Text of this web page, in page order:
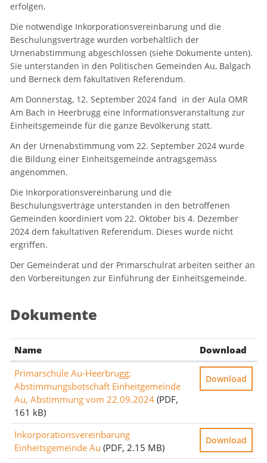
erfolgen.
Die notwendige Inkorporationsvereinbarung und die
Beschulungsverträge wurden vorbehältlich der
Urnenabstimmung abgeschlossen (siehe Dokumente unten).
Sie unterstanden in den Politischen Gemeinden Au, Balgach
und Berneck dem fakultativen Referendum.
Am Donnerstag, 12. September 2024 fand in der Aula OMR
Am Bach in Heerbrugg eine Informationsveranstaltung zur
Einheitsgemeinde für die ganze Bevölkerung statt.
An der Urnenabstimmung vom 22. September 2024 wurde
die Bildung einer Einheitsgemeinde antragsgemäss
angenommen.
Die Inkorporationsvereinbarung und die
Beschulungsverträge unterstanden in den betroffenen
Gemeinden koordiniert vom 22. Oktober bis 4. Dezember
2024 dem fakultativen Referendum. Dieses wurde nicht
ergriffen.
Der Gemeinderat und der Primarschulrat arbeiten seither an
den Vorbereitungen zur Einführung der Einheitsgemeinde.
Dokumente
Name
Download
Primarschule Au-Heerbrugg;
Abstimmungsbotschaft Einheitgemeinde
Au, Abstimmung vom 22.09.2024 (PDF,
161 kB)
Download
Inkorporationsvereinbarung
Einheitsgemeinde Au (PDF, 2.15 MB)
Download